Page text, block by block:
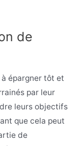
de
épargner tôt et
par leur
leurs objectifs
que cela peut
de